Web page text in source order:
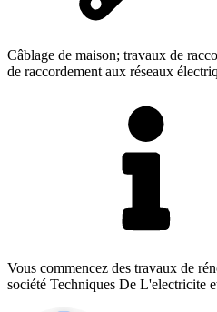
Câblage de maison; travaux de
de raccordement aux réseaux
Vous commencez des travaux de
société Techniques De L'electricite